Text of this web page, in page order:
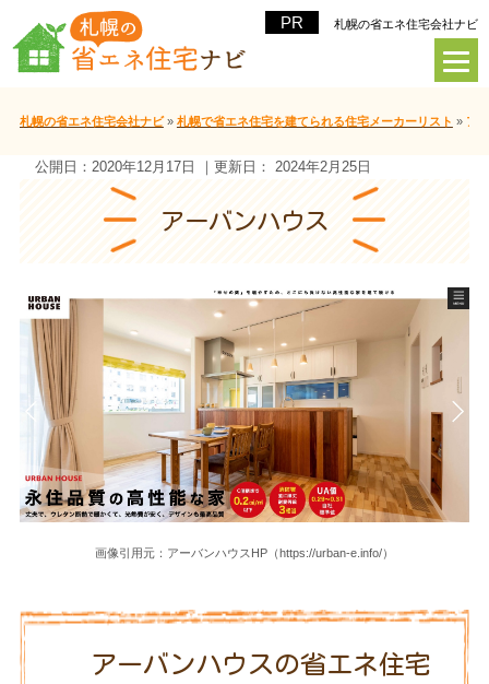
札幌の省エネ住宅会社ナビ
札幌の省エネ住宅会社ナビ» 札幌で省エネ住宅を建てられる住宅メーカーリスト » ア
公開日： 2020年12月17日 ｜更新日： 2024年2月25日
アーバンハウス
画像引用元：アーバンハウスHP（https://urban-e.info/）
アーバンハウスの省エネ住宅